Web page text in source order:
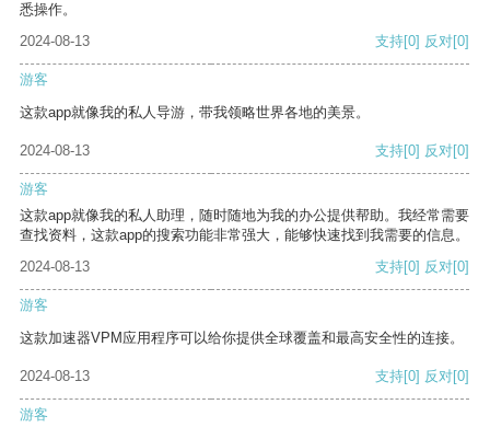
悉操作。
2024-08-13
支持[0] 反对[0]
游客
这款app就像我的私人导游，带我领略世界各地的美景。
2024-08-13 支持[0] 反对[0]
游客
这款app就像我的私人助理，随时随地为我的办公提供帮助。我经常需要
查找资料，这款app的搜索功能非常强大，能够快速找到我需要的信息。
2024-08-13
支持[0] 反对[0]
游客
这款加速器VPM应用程序可以给你提供全球覆盖和最高安全性的连接。
2024-08-13 支持[0] 反对[0]
游客